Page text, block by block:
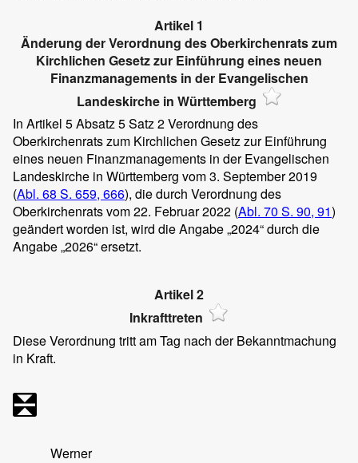
Artikel 1
Änderung der Verordnung des Oberkirchenrats zum
Kirchlichen Gesetz zur Einführung eines neuen
Finanzmanagements in der Evangelischen
Landeskirche in Württemberg
In Artikel 5 Absatz 5 Satz 2 Verordnung des
Oberkirchenrats zum Kirchlichen Gesetz zur Einführung
eines neuen Finanzmanagements in der Evangelischen
Landeskirche in Württemberg vom 3. September 2019
(Abl. 68 S. 659, 666), die durch Verordnung des
Oberkirchenrats vom 22. Februar 2022 (Abl. 70 S. 90, 91)
geändert worden ist, wird die Angabe „2024“ durch die
Angabe „2026“ ersetzt.
Artikel 2
Inkrafttreten
Diese Verordnung tritt am Tag nach der Bekanntmachung
in Kraft.
Werner